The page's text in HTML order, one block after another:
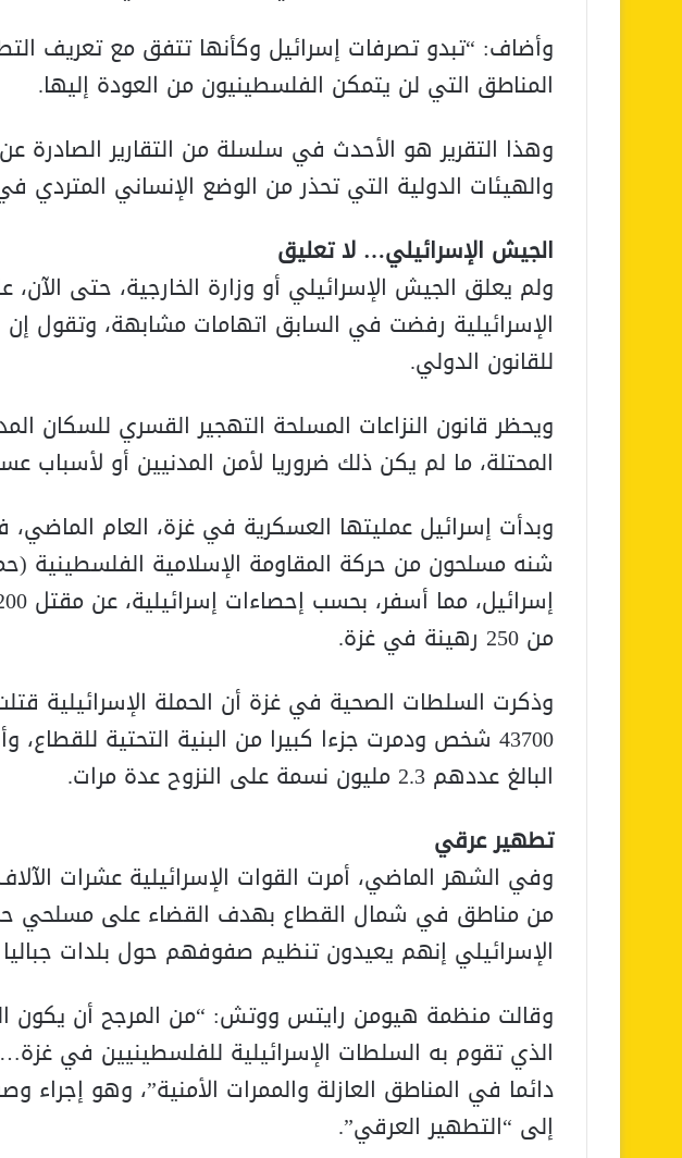
وأضاف: “تبدو تصرفات إسرائيل وكأنها تتفق مع تعريف
المناطق التي لن يتمكن الفلسطينيون من العودة إليها.
وهذا التقرير هو الأحدث في سلسلة من التقارير الصادرة
والهيئات الدولية التي تحذر من الوضع الإنساني المتردي
الجيش الإسرائيلي… لا تعليق
ولم يعلق الجيش الإسرائيلي أو وزارة الخارجية، حتى الآن،
الإسرائيلية رفضت في السابق اتهامات مشابهة، وتقول
للقانون الدولي.
ويحظر قانون النزاعات المسلحة التهجير القسري للسكان
المحتلة، ما لم يكن ذلك ضروريا لأمن المدنيين أو لأسباب
وبدأت إسرائيل عمليتها العسكرية في غزة، العام
شنه مسلحون من حركة المقاومة الإسلامية الفلسطينية
من 250 رهينة في غزة.
وذكرت السلطات الصحية في غزة أن الحملة الإسرائيلية
43700 شخص ودمرت جزءا كبيرا من البنية التحتية
البالغ عددهم 2.3 مليون نسمة على النزوح عدة مرات.
تطهير عرقي
وفي الشهر الماضي، أمرت القوات الإسرائيلية عشرات
من مناطق في شمال القطاع بهدف القضاء على مسلحي
الإسرائيلي إنهم يعيدون تنظيم صفوفهم حول بلدات
وقالت منظمة هيومن رايتس ووتش: “من المرجح أن يكون
الذي تقوم به السلطات الإسرائيلية للفلسطينيين في
دائما في المناطق العازلة والممرات الأمنية”، وهو إجراء
إلى “التطهير العرقي”.